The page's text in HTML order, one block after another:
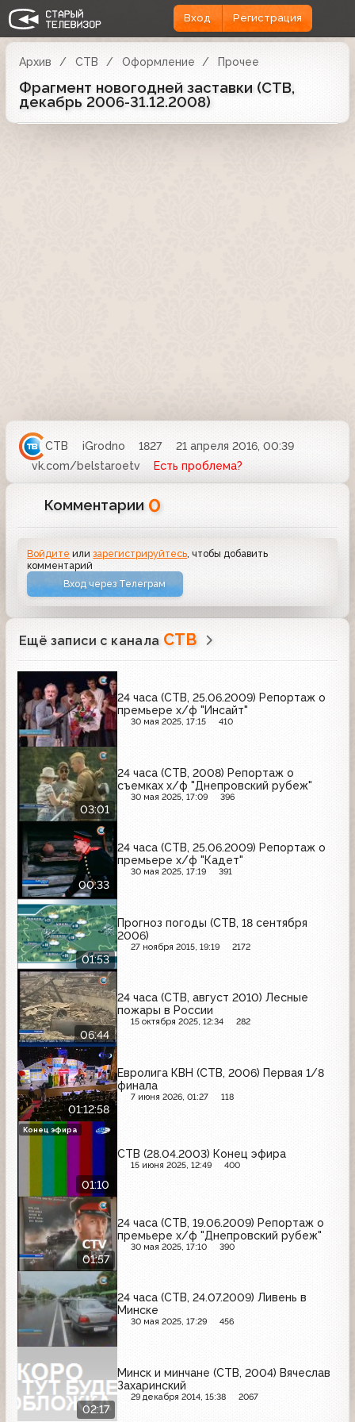
Вход Регистрация
Архив СТВ Оформление Прочее
Фрагмент новогодней заставки (СТВ,
декабрь 2006-31.12.2008)
СТВ iGrodno 1827
21 апреля 2016, 00:39
vk.com/belstaroetv
Есть проблема?
Комментарии 0
Войдите илизарегистрируйтесь , чтобы добавить
комментарий
Вход через Телеграм
Ещё записи с канала СТВ
24 часа (СТВ, 25.06.2009) Репортаж о
премьере х/ф "Инсайт"
30 мая 2025, 17:15 410
03:01
24 часа (СТВ, 2008) Репортаж о
съемках х/ф "Днепровский рубеж"
30 мая 2025, 17:09 396
00:33
24 часа (СТВ, 25.06.2009) Репортаж о
премьере х/ф "Кадет"
30 мая 2025, 17:19 391
01:53
Прогноз погоды (СТВ, 18 сентября
2006)
27 ноября 2015, 19:19 2172
06:44
24 часа (СТВ, август 2010) Лесные
пожары в России
15 октября 2025, 12:34 282
01:12:58
Евролига КВН (СТВ, 2006) Первая 1/8
финала
7 июня 2026, 01:27 118
01:10
СТВ (28.04.2003) Конец эфира
15 июня 2025, 12:49 400
Конец эфира
01:57
24 часа (СТВ, 19.06.2009) Репортаж о
премьере х/ф "Днепровский рубеж"
30 мая 2025, 17:10 390
24 часа (СТВ, 24.07.2009) Ливень в
Минске
30 мая 2025, 17:29 456
02:17
Минск и минчане (СТВ, 2004) Вячеслав
Захаринский
29 декабря 2014, 15:38 2067